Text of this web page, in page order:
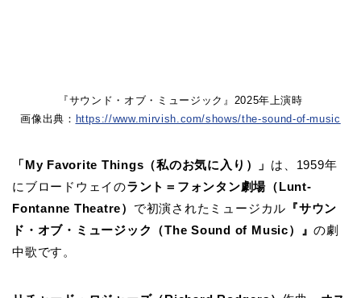
『サウンド・オブ・ミュージック』2025年上演時
画像出典： https://www.mirvish.com/shows/the-sound-of-music
「My Favorite Things（私のお気に入り）」 は、1959年
にブロードウェイのラント＝フォンタン劇場（Lunt-
Fontanne Theatre） で初演されたミュージカル 『サウン
ド・オブ・ミュージック（The Sound of Music）』の劇
中歌です。